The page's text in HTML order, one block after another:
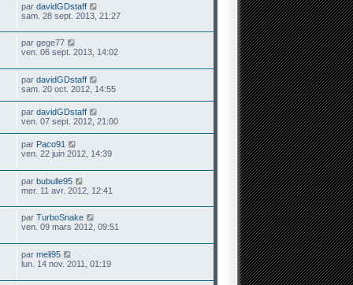
par davidGDstaff
sam. 28 sept. 2013, 21:27
par gege77
ven. 06 sept. 2013, 14:02
par davidGDstaff
sam. 20 oct. 2012, 14:55
par davidGDstaff
ven. 07 sept. 2012, 21:00
par Paco91
ven. 22 juin 2012, 14:39
par bubulle95
mer. 11 avr. 2012, 12:41
par TurboSnake
ven. 09 mars 2012, 09:51
par meli95
lun. 14 nov. 2011, 01:19